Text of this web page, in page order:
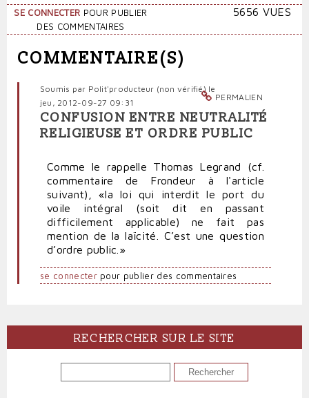
SE CONNECTER POUR PUBLIER
DES COMMENTAIRES
5656 VUES
COMMENTAIRE(S)
PERMALIEN
Soumis par Polit'producteur (non vérifié)le
jeu, 2012-09-27 09:31
CONFUSION ENTRE NEUTRALITÉ
RELIGIEUSE ET ORDRE PUBLIC
Comme le rappelle Thomas Legrand (cf.
commentaire de Frondeur à l'article
suivant), «la loi qui interdit le port du
voile intégral (soit dit en passant
difficilement applicable) ne fait pas
mention de la laïcité. C’est une question
d’ordre public.»
se connecterpour publier des commentaires
RECHERCHER SUR LE SITE
RECHERCHER